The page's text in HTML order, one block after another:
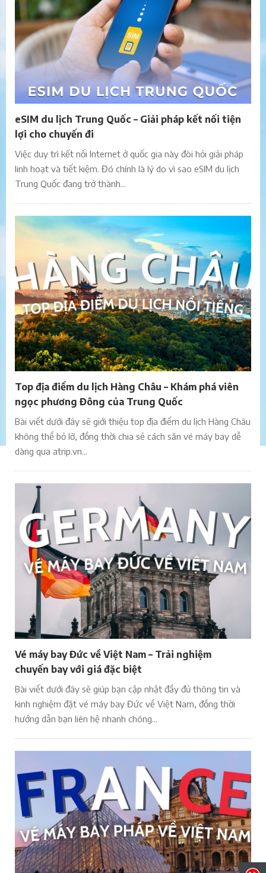
eSIM du lịch Trung Quốc – Giải pháp kết nối tiện
lợi cho chuyến đi
Việc duy trì kết nối Internet ở quốc gia này đòi hỏi giải pháp
linh hoạt và tiết kiệm. Đó chính là lý do vì sao eSIM du lịch
Trung Quốc đang trở thành...
Top địa điểm du lịch Hàng Châu – Khám phá viên
ngọc phương Đông của Trung Quốc
Bài viết dưới đây sẽ giới thiệu top địa điểm du lịch Hàng Châu
không thể bỏ lỡ, đồng thời chia sẻ cách săn vé máy bay dễ
dàng qua atrip.vn...
Vé máy bay Đức về Việt Nam – Trải nghiệm
chuyến bay với giá đặc biệt
Bài viết dưới đây sẽ giúp bạn cập nhật đầy đủ thông tin và
kinh nghiệm đặt vé máy bay Đức về Việt Nam, đồng thời
hướng dẫn bạn liên hệ nhanh chóng...